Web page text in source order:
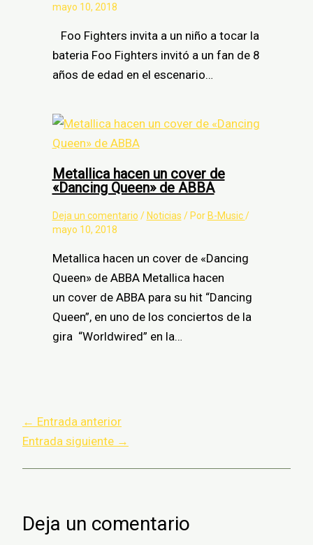
mayo 10, 2018
Foo Fighters invita a un niño a tocar la
bateria Foo Fighters invitó a un fan de 8
años de edad en el escenario…
Metallica hacen un cover de
«Dancing Queen» de ABBA
Deja un comentario / Noticias / Por B-Music/
mayo 10, 2018
Metallica hacen un cover de «Dancing
Queen» de ABBA Metallica hacen
un cover de ABBA para su hit “Dancing
Queen”, en uno de los conciertos de la
gira “Worldwired” en la…
← Entrada anterior
Entrada siguiente →
Deja un comentario